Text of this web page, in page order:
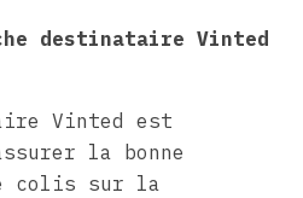
destinataire Vinted
Vinted est
la bonne
colis sur la